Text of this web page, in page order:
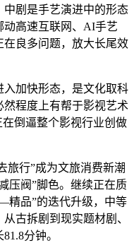
剧是手艺演进中的形态
动高速互联网、AI手艺
良多问题，放大长尾效
加快形态，是文化取科
程度上有帮于影视艺术
倒逼整个影视行业创做
行”成为文旅消费新潮
压阀”脚色。继续正在质
品”的迭代升级，中等
古拆剧到现实题材剧、
分钟。